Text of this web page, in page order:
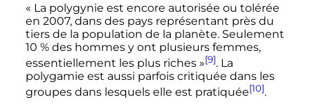
« La polygynie est encore autorisée ou tolérée
en 2007, dans des pays représentant près du
tiers de la population de la planète. Seulement
10 % des hommes y ont plusieurs femmes,
essentiellement les plus riches »[9]. La
polygamie est aussi parfois critiquée dans les
groupes dans lesquels elle est pratiquée[10].